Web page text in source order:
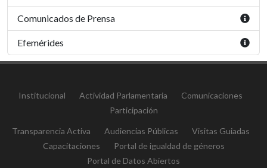
Comunicados de Prensa
Efemérides
Institucional Actividad Parlamentaria
Comunicaciones
Participación
Transparencia Activa Audiencias Públicas
Visitas Guiadas
Capacitaciones
Portal de igualdad de géneros
Portal de Datos Abiertos